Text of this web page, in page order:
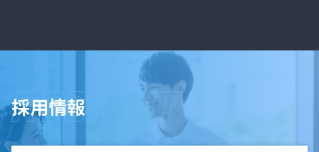
採用情報